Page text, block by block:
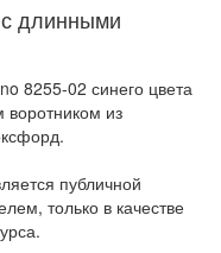
длинными
8255-02 синего цвета
воротником из
публичной
только в качестве